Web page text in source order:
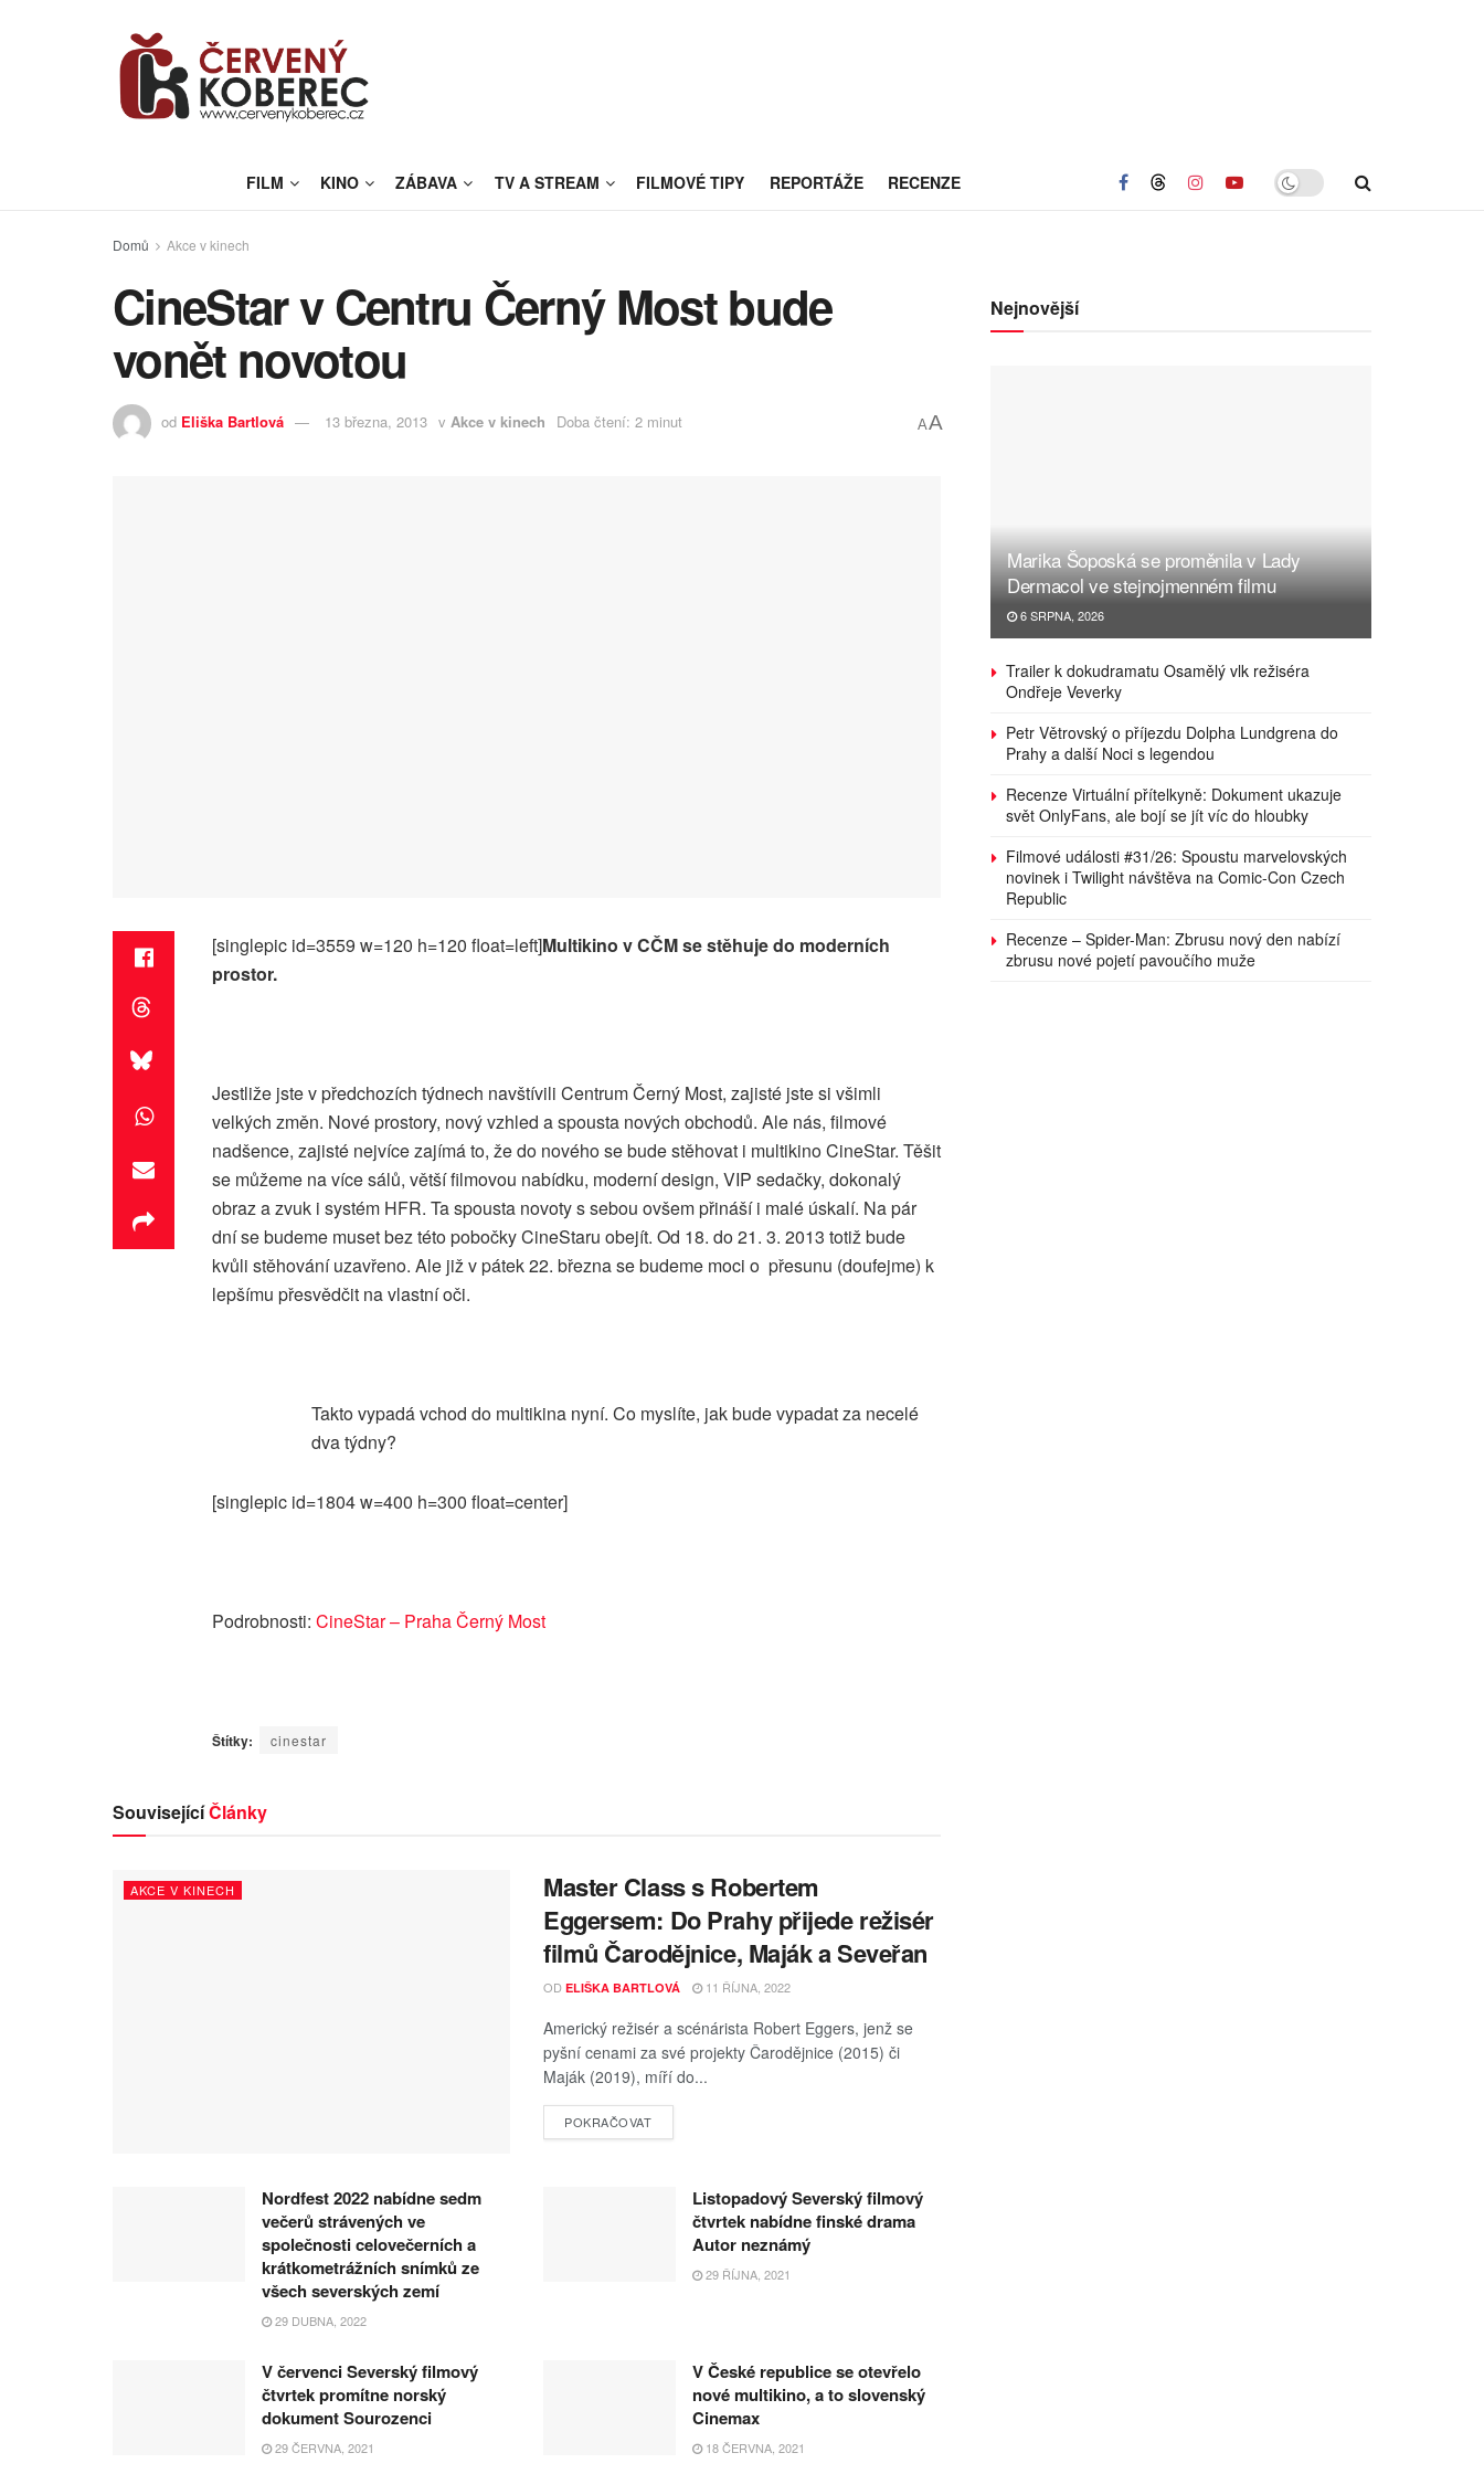
FILM KINO ZÁBAVA TV A STREAM FILMOVÉ TIPY REPORTÁŽE RECENZE
Domů Akce v kinech
CineStar v Centru Černý Most bude
vonět novotou
od Eliška Bartlová 13 března, 2013 v Akce v kinech Doba čtení: 2 minut AA
[singlepic id=3559 w=120 h=120 float=left]Multikino v CČM se stěhuje do moderních
prostor.
Jestliže jste v předchozích týdnech navštívili Centrum Černý Most, zajisté jste si všimli
velkých změn. Nové prostory, nový vzhled a spousta nových obchodů. Ale nás, filmové
nadšence, zajisté nejvíce zajímá to, že do nového se bude stěhovat i multikino CineStar. Těšit
se můžeme na více sálů, větší filmovou nabídku, moderní design, VIP sedačky, dokonalý
obraz a zvuk i systém HFR. Ta spousta novoty s sebou ovšem přináší i malé úskalí. Na pár
dní se budeme muset bez této pobočky CineStaru obejít. Od 18. do 21. 3. 2013 totiž bude
kvůli stěhování uzavřeno. Ale již v pátek 22. března se budeme moci o přesunu (doufejme) k
lepšímu přesvědčit na vlastní oči.
Takto vypadá vchod do multikina nyní. Co myslíte, jak bude vypadat za necelé
dva týdny?
[singlepic id=1804 w=400 h=300 float=center]
Podrobnosti: CineStar – Praha Černý Most
Štítky: cinestar
SouvisejícíČlánky
AKCE V KINECH
Master Class s Robertem
Eggersem: Do Prahy přijede režisér
filmů Čarodějnice, Maják a Seveřan
OD ELIŠKA BARTLOVÁ 11 ŘÍJNA, 2022
Americký režisér a scénárista Robert Eggers, jenž se
pyšní cenami za své projekty Čarodějnice (2015) či
Maják (2019), míří do...
POKRAČOVAT
Nordfest 2022 nabídne sedm
večerů strávených ve
společnosti celovečerních a
krátkometrážních snímků ze
všech severských zemí
29 DUBNA, 2022
Listopadový Severský filmový
čtvrtek nabídne finské drama
Autor neznámý
29 ŘÍJNA, 2021
V červenci Severský filmový
čtvrtek promítne norský
dokument Sourozenci
29 ČERVNA, 2021
V České republice se otevřelo
nové multikino, a to slovenský
Cinemax
18 ČERVNA, 2021
Nejnovější
Marika Šoposká se proměnila v Lady
Dermacol ve stejnojmenném filmu
6 SRPNA, 2026
Trailer k dokudramatu Osamělý vlk režiséra
Ondřeje Veverky
Petr Větrovský o příjezdu Dolpha Lundgrena do
Prahy a další Noci s legendou
Recenze Virtuální přítelkyně: Dokument ukazuje
svět OnlyFans, ale bojí se jít víc do hloubky
Filmové události #31/26: Spoustu marvelovských
novinek i Twilight návštěva na Comic-Con Czech
Republic
Recenze – Spider-Man: Zbrusu nový den nabízí
zbrusu nové pojetí pavoučího muže